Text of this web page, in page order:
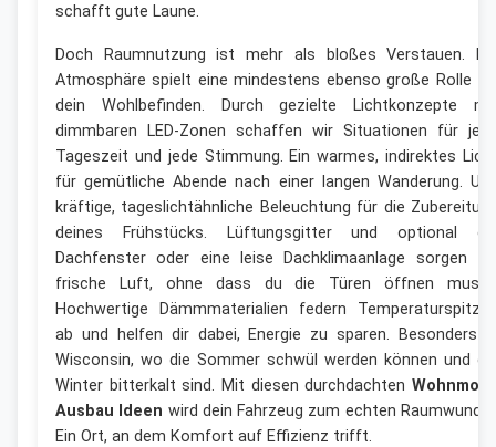
schafft gute Laune.
Doch Raumnutzung ist mehr als bloßes Verstauen.
Atmosphäre spielt eine mindestens ebenso große Rolle
dein Wohlbefinden. Durch gezielte Lichtkonzepte
dimmbaren LED-Zonen schaffen wir Situationen für
Tageszeit und jede Stimmung. Ein warmes, indirektes
für gemütliche Abende nach einer langen Wanderung.
kräftige, tageslichtähnliche Beleuchtung für die
deines Frühstücks. Lüftungsgitter und optional
Dachfenster oder eine leise Dachklimaanlage sorgen
frische Luft, ohne dass du die Türen öffnen
Hochwertige Dämmmaterialien federn
ab und helfen dir dabei, Energie zu sparen. Besonders
Wisconsin, wo die Sommer schwül werden können und
Winter bitterkalt sind. Mit diesen durchdachten
Ausbau Ideen wird dein Fahrzeug zum echten
Ein Ort, an dem Komfort auf Effizienz trifft.